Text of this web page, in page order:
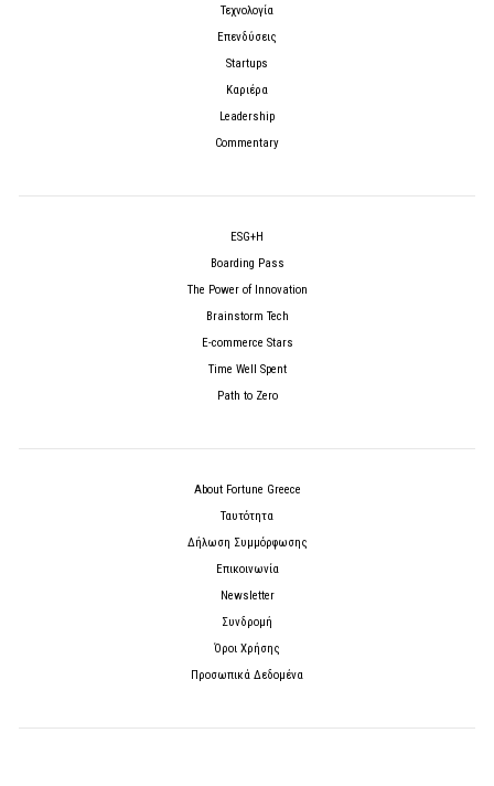
Τεχνολογία
Επενδύσεις
Startups
Καριέρα
Leadership
Commentary
ESG+H
Boarding Pass
The Power of Innovation
Brainstorm Tech
E-commerce Stars
Time Well Spent
Path to Zero
About Fortune Greece
Ταυτότητα
Δήλωση Συμμόρφωσης
Επικοινωνία
Newsletter
Συνδρομή
Όροι Χρήσης
Προσωπικά Δεδομένα